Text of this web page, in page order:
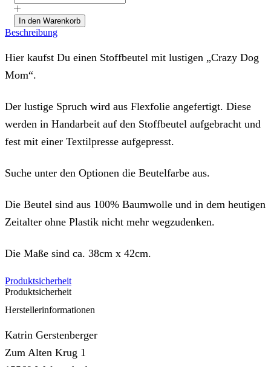
"Crazy
DOG
Mom"
Menge
In den Warenkorb
Beschreibung
Hier kaufst Du einen Stoffbeutel mit lustigen „Crazy Dog
Mom“.
Der lustige Spruch wird aus Flexfolie angefertigt. Diese
werden in Handarbeit auf den Stoffbeutel aufgebracht und
fest mit einer Textilpresse aufgepresst.
Suche unter den Optionen die Beutelfarbe aus.
Die Beutel sind aus 100% Baumwolle und in dem heutigen
Zeitalter ohne Plastik nicht mehr wegzudenken.
Die Maße sind ca. 38cm x 42cm.
Produktsicherheit
Produktsicherheit
Herstellerinformationen
Katrin Gerstenberger
Zum Alten Krug 1